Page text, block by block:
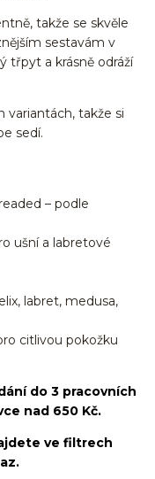
takže se skvěle
sestavám v
třpyt a krásně odráží
variantách, takže si
sedí.
– podle
ušní a labretové
labret, medusa,
citlivou pokožku
do 3 pracovních
nad 650 Kč.
ve filtrech